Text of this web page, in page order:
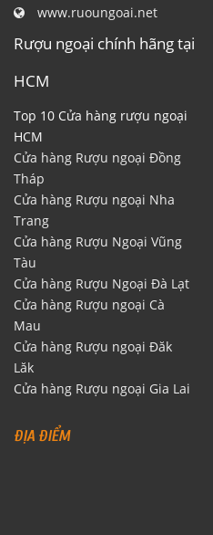
www.ruoungoai.net
Rượu ngoại chính hãng tại
HCM
Top 10 Cửa hàng rượu ngoại
HCM
Cửa hàng Rượu ngoại Đồng
Tháp
Cửa hàng Rượu ngoại Nha
Trang
Cửa hàng Rượu Ngoại Vũng
Tàu
Cửa hàng Rượu Ngoại Đà Lạt
Cửa hàng Rượu ngoại Cà
Mau
Cửa hàng Rượu ngoại Đăk
Lăk
Cửa hàng Rượu ngoại Gia Lai
ĐỊA ĐIỂM